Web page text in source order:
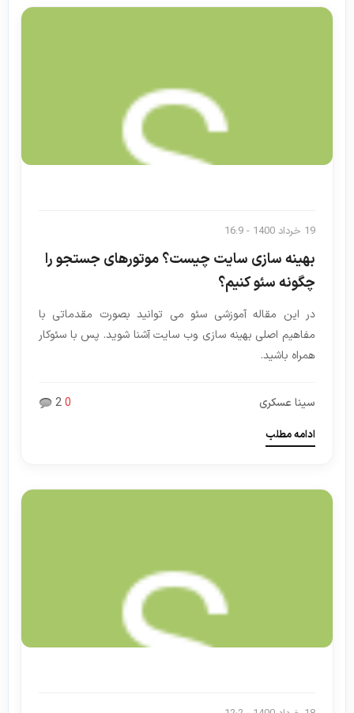
19 خرداد 1400 - 16:9
بهینه سازی سایت چیست؟ موتورهای جستجو را
چگونه سئو کنیم؟
در این مقاله آموزشی سئو می توانید بصورت مقدماتی با
مفاهیم اصلی بهینه سازی وب سایت آشنا شوید. پس با سئوکار
همراه باشید.
سینا عسکری 20
ادامه مطلب